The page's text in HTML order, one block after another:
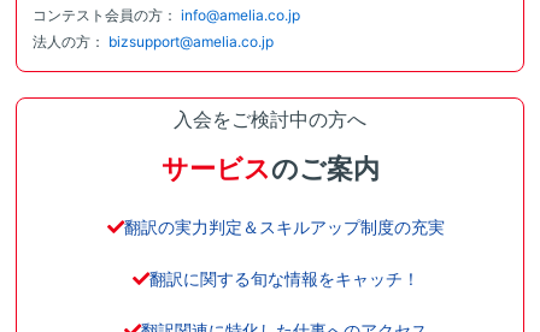
コンテスト会員の方： info@amelia.co.jp
法人の方： bizsupport@amelia.co.jp
入会をご検討中の方へ
サービスのご案内
翻訳の実力判定＆スキルアップ制度の充実
翻訳に関する旬な情報をキャッチ！